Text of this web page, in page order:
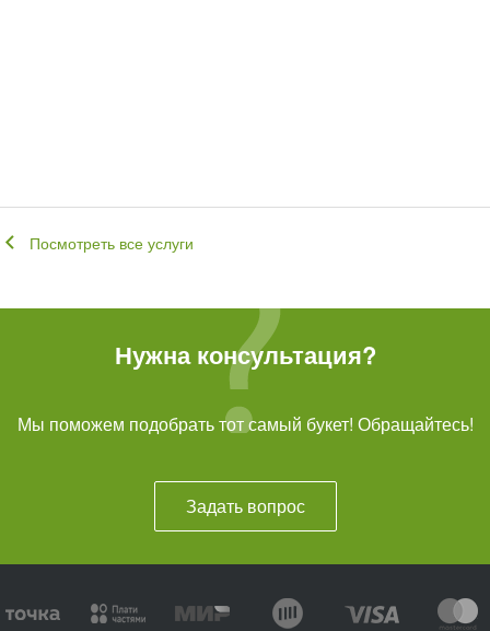
Посмотреть все услуги
Нужна консультация?
Мы поможем подобрать тот самый букет! Обращайтесь!
Задать вопрос